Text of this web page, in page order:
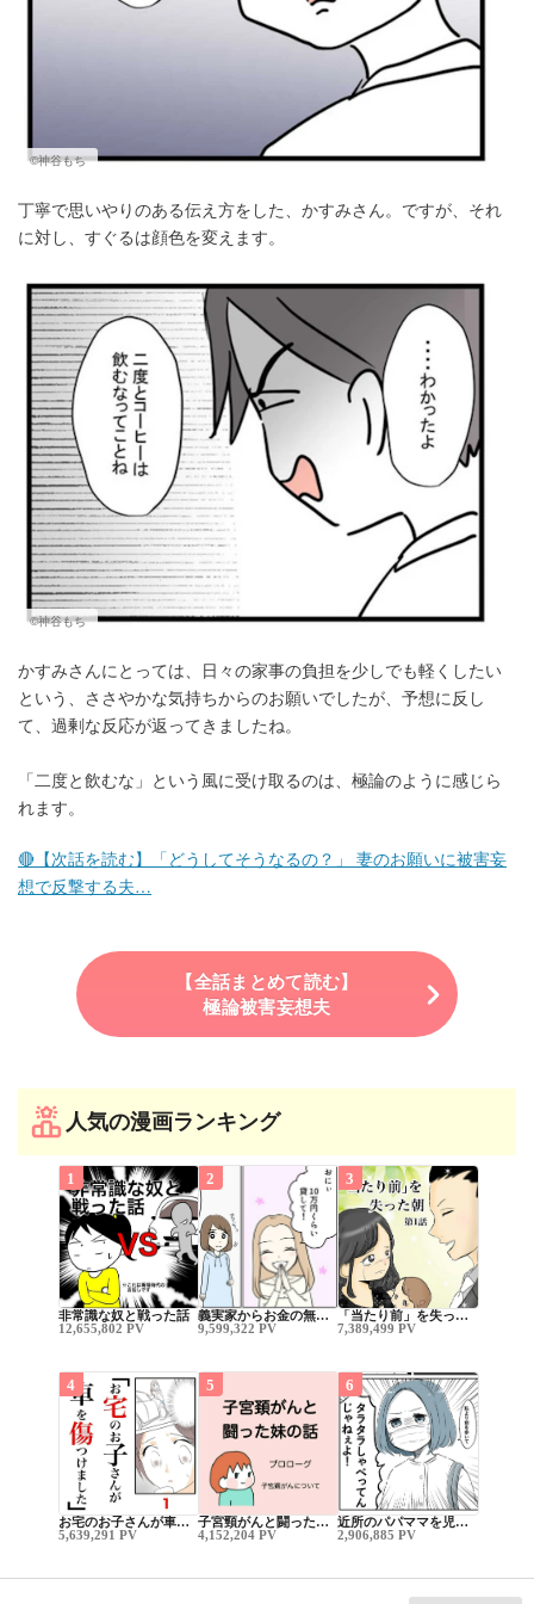
©神谷もち
丁寧で思いやりのある伝え方をした、かすみさん。ですが、それ
に対し、すぐるは顔色を変えます。
©神谷もち
かすみさんにとっては、日々の家事の負担を少しでも軽くしたい
という、ささやかな気持ちからのお願いでしたが、予想に反し
て、過剰な反応が返ってきましたね。
「二度と飲むな」という風に受け取るのは、極論のように感じら
れます。
🔴【次話を読む】「どうしてそうなるの？」 妻のお願いに被害妄
想で反撃する夫…
【全話まとめて読む】
極論被害妄想夫
人気の漫画ランキング
1
非常識な奴と戦った話
12,655,802 PV
2
義実家からお金の無…
9,599,322 PV
3
「当たり前」を失っ…
7,389,499 PV
4
お宅のお子さんが車…
5,639,291 PV
5
子宮頸がんと闘った…
4,152,204 PV
6
近所のパパママを児…
2,906,885 PV